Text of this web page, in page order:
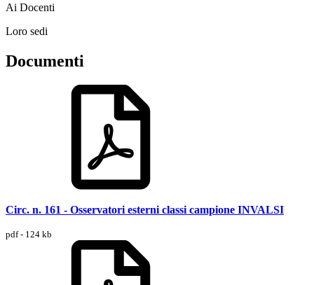
Ai Docenti
Loro sedi
Documenti
Circ. n. 161 - Osservatori esterni classi campione INVALSI
pdf - 124 kb